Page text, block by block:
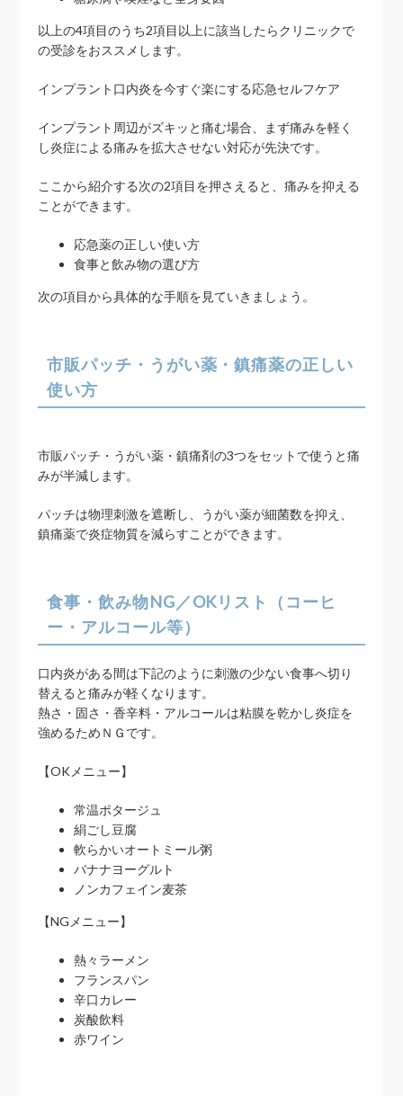
以上の4項目のうち2項目以上に該当したらクリニックで
の受診をおススメします。
インプラント口内炎を今すぐ楽にする応急セルフケア
インプラント周辺がズキッと痛む場合、まず痛みを軽く
し炎症による痛みを拡大させない対応が先決です。
ここから紹介する次の2項目を押さえると、痛みを抑える
ことができます。
応急薬の正しい使い方
食事と飲み物の選び方
次の項目から具体的な手順を見ていきましょう。
市販パッチ・うがい薬・鎮痛薬の正しい
使い方
市販パッチ・うがい薬・鎮痛剤の3つをセットで使うと痛
みが半減します。
パッチは物理刺激を遮断し、うがい薬が細菌数を抑え、
鎮痛薬で炎症物質を減らすことができます。
食事・飲み物NG／OKリスト（コーヒ
ー・アルコール等）
口内炎がある間は下記のように刺激の少ない食事へ切り
替えると痛みが軽くなります。
熱さ・固さ・香辛料・アルコールは粘膜を乾かし炎症を
強めるためＮＧです。
【OKメニュー】
常温ポタージュ
絹ごし豆腐
軟らかいオートミール粥
バナナヨーグルト
ノンカフェイン麦茶
【NGメニュー】
熱々ラーメン
フランスパン
辛口カレー
炭酸飲料
赤ワイン